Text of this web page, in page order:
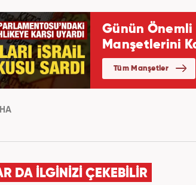
İHA
DA İLGİNİZİ ÇEKEBİLİR